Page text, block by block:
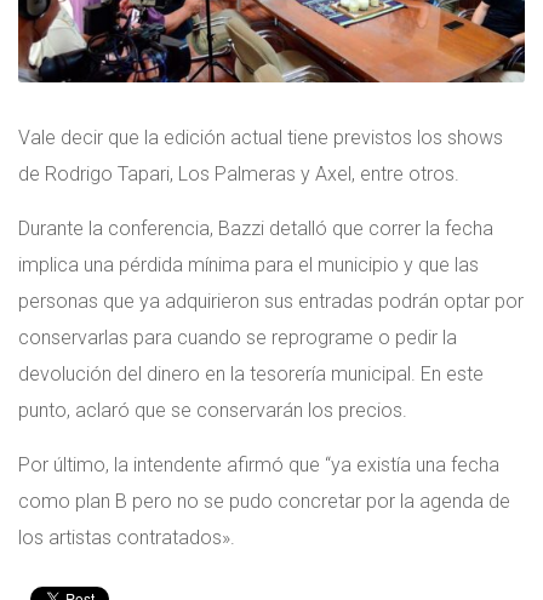
Vale decir que la edición actual tiene previstos los shows
de Rodrigo Tapari, Los Palmeras y Axel, entre otros.
Durante la conferencia, Bazzi detalló que correr la fecha
implica una pérdida mínima para el municipio y que las
personas que ya adquirieron sus entradas podrán optar por
conservarlas para cuando se reprograme o pedir la
devolución del dinero en la tesorería municipal. En este
punto, aclaró que se conservarán los precios.
Por último, la intendente afirmó que “ya existía una fecha
como plan B pero no se pudo concretar por la agenda de
los artistas contratados».